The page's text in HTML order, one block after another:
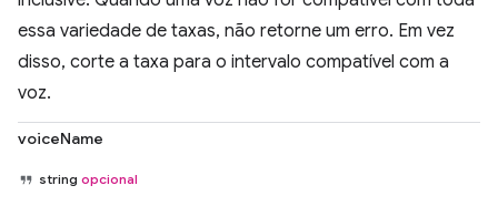
essa variedade de taxas, não retorne um erro. Em vez
disso, corte a taxa para o intervalo compatível com a
voz.
voiceName
string opcional